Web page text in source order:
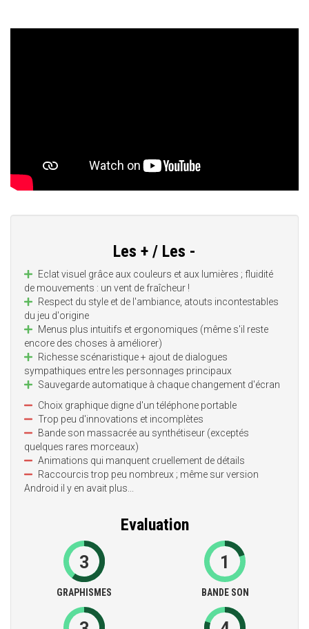
Les + / Les -
Eclat visuel grâce aux couleurs et aux lumières ; fluidité
de mouvements : un vent de fraîcheur !
Respect du style et de l'ambiance, atouts incontestables
du jeu d'origine
Menus plus intuitifs et ergonomiques (même s'il reste
encore des choses à améliorer)
Richesse scénaristique + ajout de dialogues
sympathiques entre les personnages principaux
Sauvegarde automatique à chaque changement d'écran
Choix graphique digne d'un téléphone portable
Trop peu d'innovations et incomplètes
Bande son massacrée au synthétiseur (exceptés
quelques rares morceaux)
Animations qui manquent cruellement de détails
Raccourcis trop peu nombreux ; même sur version
Android il y en avait plus...
Evaluation
3
GRAPHISMES
1
BANDE SON